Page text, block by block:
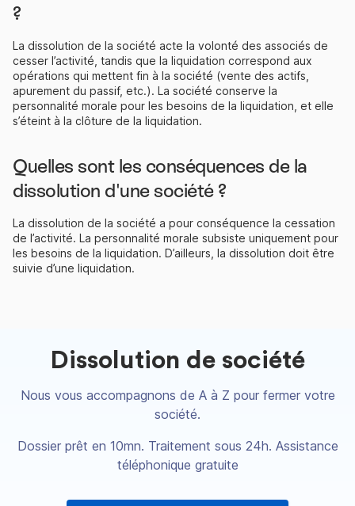
?
La dissolution de la société acte la volonté des associés de
cesser l’activité, tandis que la liquidation correspond aux
opérations qui mettent fin à la société (vente des actifs,
apurement du passif, etc.). La société conserve la
personnalité morale pour les besoins de la liquidation, et elle
s’éteint à la clôture de la liquidation.
Quelles sont les conséquences de la
dissolution d'une société ?
La dissolution de la société a pour conséquence la cessation
de l’activité. La personnalité morale subsiste uniquement pour
les besoins de la liquidation. D’ailleurs, la dissolution doit être
suivie d’une liquidation.
Dissolution de société
Nous vous accompagnons de A à Z pour fermer votre
société.
Dossier prêt en 10mn. Traitement sous 24h. Assistance
téléphonique gratuite